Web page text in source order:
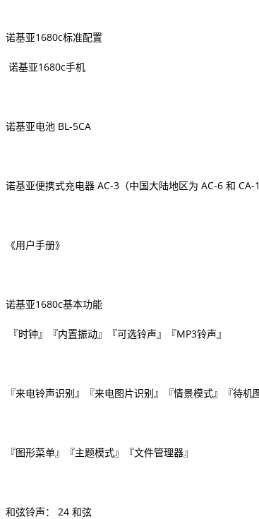
室关于《“食安济宁”建设三年提升行动计划（2023-
通股为6.69亿
次食品不合格情况的通告（2023年第26期）-每日看
股为4.93亿
年第三期食品安全“你点我检”抽检情况的通告
流通股为2.37亿
2023年第23期（市本级）食品安全监督抽检信息的
亚军—热门观点 |
基亚1680c标准配置
基亚1680c手机
基亚电池 BL-5CA
基亚便携式充电器 AC-3（中国大陆地区为 AC-6 和 CA-
用户手册》
基亚1680c基本功能
时钟』『内置振动』『可选铃声』『MP3铃声』
来电铃声识别』『来电图片识别』『情景模式』『待机
图形菜单』『主题模式』『文件管理器』
弦铃声： 24 和弦